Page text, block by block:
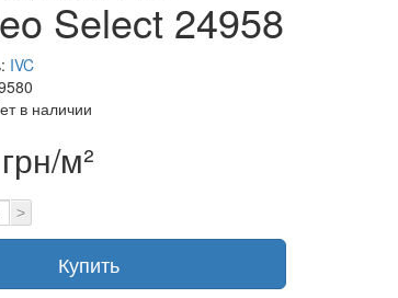
Select 24958
IVC
в наличии
м²
>
Купить